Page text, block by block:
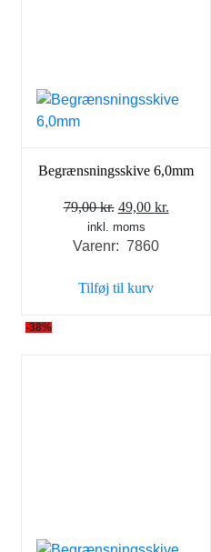
Begrænsningsskive 6,0mm
79,00kr. Den
oprindelige
pris
79,00 kr..
49,00 kr.
inkl. moms
Varenr: 7860
Tilføj til kurv
-38%